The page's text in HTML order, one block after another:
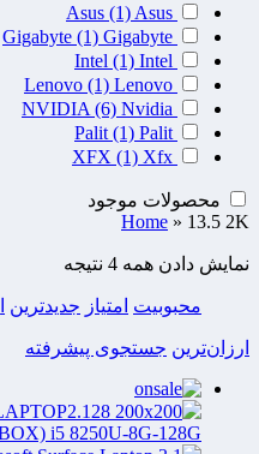
Asus (1) Asus
Gigabyte (1) Gigabyte
Intel (1) Intel
Lenovo (1) Lenovo
NVIDIA (6) Nvidia
Palit (1) Palit
XFX (1) Xfx
محصولات موجود
Home » 13.5 2K
نمایش دادن همه 4 نتیجه
محبوبیت امتیاز جدیدترین
ارزان‌ترین جستجوی پیشرفته